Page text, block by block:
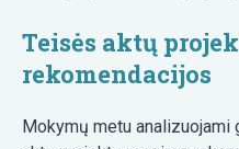
Teisės aktų
rekomendacijos
Mokymų metu